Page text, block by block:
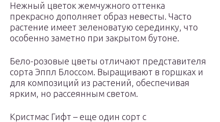
Нежный цветок жемчужного оттенка
прекрасно дополняет образ невесты. Часто
растение имеет зеленоватую серединку, что
особенно заметно при закрытом бутоне.
Бело-розовые цветы отличают представителя
сорта Эппл Блоссом. Выращивают в горшках и
для композиций из растений, обеспечивая
ярким, но рассеянным светом.
Кристмас Гифт – еще один сорт с